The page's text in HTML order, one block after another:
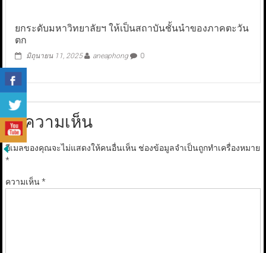
ยกระดับมหาวิทยาลัยฯ ให้เป็นสถาบันชั้นนำของภาคตะวัน
ตก
มิถุนายน 11, 2025 aneaphong 0
ใส่ความเห็น
อีเมลของคุณจะไม่แสดงให้คนอื่นเห็น ช่องข้อมูลจำเป็นถูกทำเครื่องหมาย
*
ความเห็น*